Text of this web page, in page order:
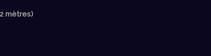
mètres)